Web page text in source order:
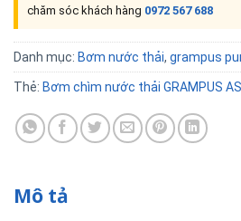
chăm sóc khách hàng 0972 567 688
Danh mục: Bơm nước thải, grampus
Thẻ: Bơm chìm nước thải GRAMPUS
Mô tả